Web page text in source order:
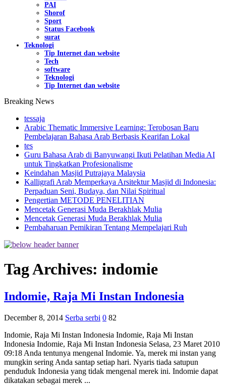
PAI
Shorof
Sport
Status Facebook
surat
Teknologi
Tip Internet dan website
Tech
software
Teknologi
Tip Internet dan website
Breaking News
tessaja
Arabic Thematic Immersive Learning: Terobosan Baru
Pembelajaran Bahasa Arab Berbasis Kearifan Lokal
tes
Guru Bahasa Arab di Banyuwangi Ikuti Pelatihan Media AI
untuk Tingkatkan Profesionalisme
Keindahan Masjid Putrajaya Malaysia
Kalligrafi Arab Memperkaya Arsitektur Masjid di Indonesia:
Perpaduan Seni, Budaya, dan Nilai Spiritual
Pengertian METODE PENELITIAN
Mencetak Generasi Muda Berakhlak Mulia
Mencetak Generasi Muda Berakhlak Mulia
Pembaharuan Pemikiran Tentang Mempelajari Ruh
Tag Archives: indomie
Indomie, Raja Mi Instan Indonesia
December 8, 2014 Serba serbi 0 82
Indomie, Raja Mi Instan Indonesia Indomie, Raja Mi Instan
Indonesia Indomie, Raja Mi Instan Indonesia Selasa, 23 Maret 2010
09:18 Anda tentunya mengenal Indomie. Ya, merek mi instan yang
mungkin sering Anda santap setiap hari. Nyaris tiada satupun
penduduk Indonesia yang tidak mengenal merek ini. Indomie dapat
dikatakan sebagai merek ...